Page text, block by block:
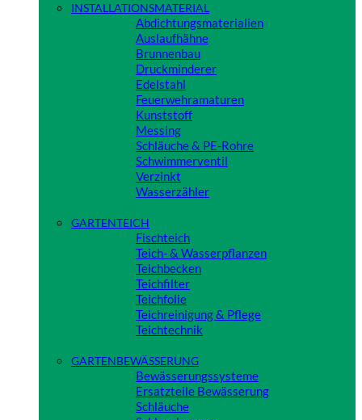
INSTALLATIONSMATERIAL
Abdichtungsmaterialien
Auslaufhähne
Brunnenbau
Druckminderer
Edelstahl
Feuerwehramaturen
Kunststoff
Messing
Schläuche & PE-Rohre
Schwimmerventil
Verzinkt
Wasserzähler
GARTENTEICH
Fischteich
Teich- & Wasserpflanzen
Teichbecken
Teichfilter
Teichfolie
Teichreinigung & Pflege
Teichtechnik
GARTENBEWÄSSERUNG
Bewässerungssysteme
Ersatzteile Bewässerung
Schläuche